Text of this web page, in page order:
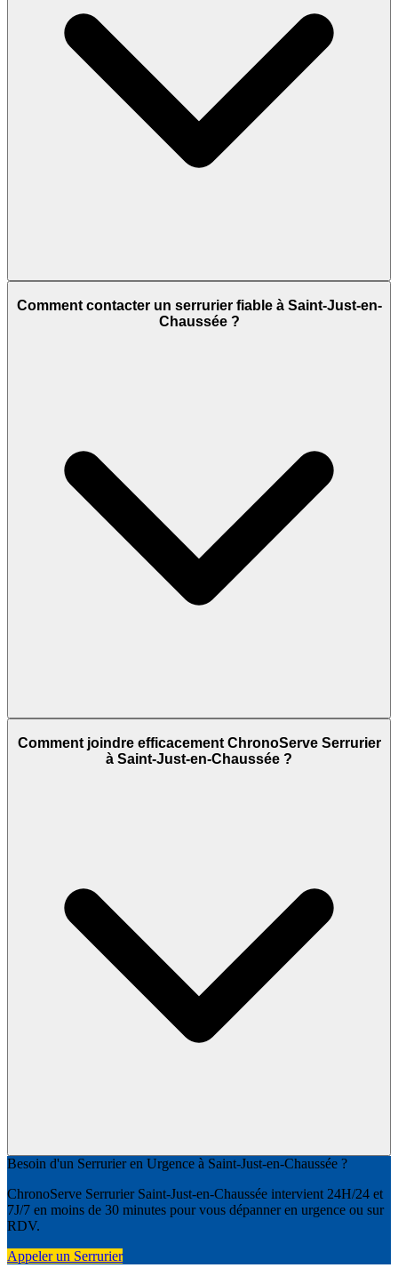
Comment contacter un serrurier fiable à Saint-Just-en-
Chaussée ?
Comment joindre efficacement ChronoServe Serrurier
à Saint-Just-en-Chaussée ?
Besoin d'un Serrurier en Urgence à Saint-Just-en-Chaussée ?
ChronoServe Serrurier Saint-Just-en-Chaussée intervient 24H/24 et
7J/7 en moins de 30 minutes pour vous dépanner en urgence ou sur
RDV.
Appeler un Serrurier